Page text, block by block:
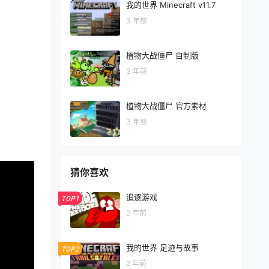
我的世界 Minecraft v11.7
3 年前
植物大战僵尸 自制版
3 年前
植物大战僵尸 官方素材
3 年前
猜你喜欢
TOP1 追逐游戏
2 年前
TOP2 我的世界 足迹与故事
2 年前